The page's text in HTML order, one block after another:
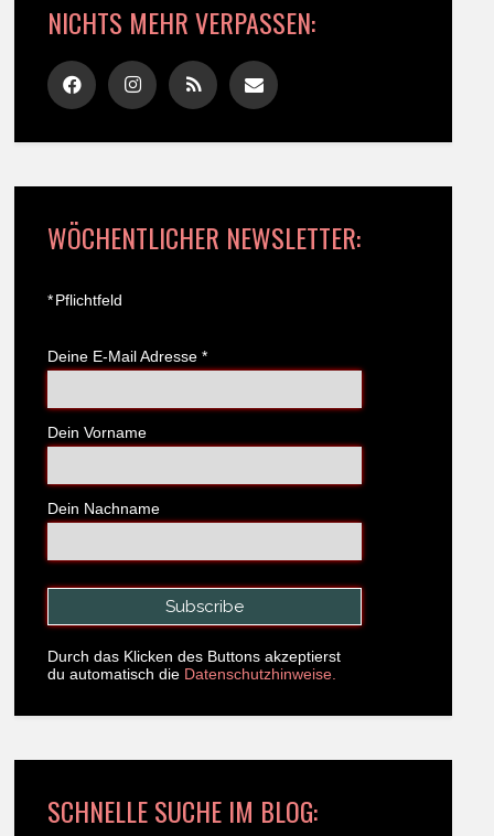
NICHTS MEHR VERPASSEN:
WÖCHENTLICHER NEWSLETTER:
*Pflichtfeld
Deine E-Mail Adresse *
Dein Vorname
Dein Nachname
Durch das Klicken des Buttons akzeptierst
du automatisch die Datenschutzhinweise.
SCHNELLE SUCHE IM BLOG: